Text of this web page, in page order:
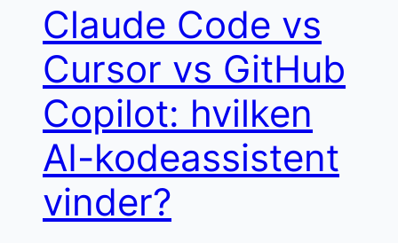
Claude Code vs
Cursor vs GitHub
Copilot: hvilken
AI-kodeassistent
vinder?